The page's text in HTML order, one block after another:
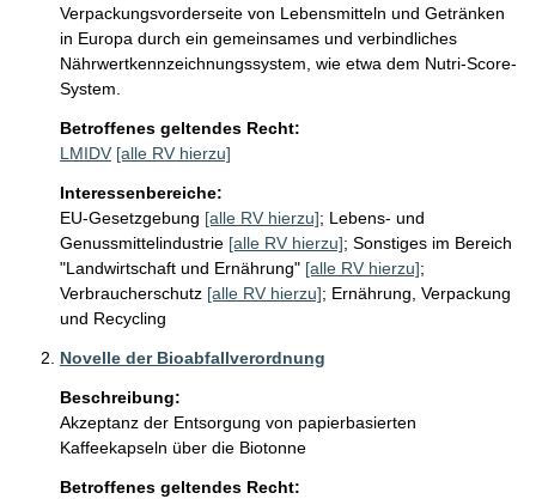
Verpackungsvorderseite von Lebensmitteln und Getränken
in Europa durch ein gemeinsames und verbindliches
Nährwertkennzeichnungssystem, wie etwa dem Nutri-Score-
System.
Betroffenes geltendes Recht:
LMIDV [alle RV hierzu]
Interessenbereiche:
EU-Gesetzgebung [alle RV hierzu]; Lebens- und
Genussmittelindustrie [alle RV hierzu]; Sonstiges im Bereich
"Landwirtschaft und Ernährung" [alle RV hierzu];
Verbraucherschutz [alle RV hierzu]; Ernährung, Verpackung
und Recycling
Novelle der Bioabfallverordnung
Beschreibung:
Akzeptanz der Entsorgung von papierbasierten
Kaffeekapseln über die Biotonne
Betroffenes geltendes Recht: